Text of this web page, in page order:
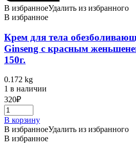
В избранноеУдалить из избранного
В избранное
Крем для тела
Ginseng с красным
150г.
0.172 kg
1 в наличии
320₽
В корзину
В избранноеУдалить из избранного
В избранное